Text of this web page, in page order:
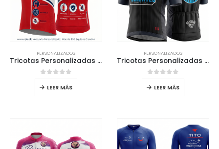
PERSONALIZADOS
Tricotas Personalizadas para el Team Empresa Ozono4c Fumigaciones
0out of 5
LEER MÁS
PERSONALIZADOS
Tricotas Personalizadas Para grupo de amigos Team DMENTES
0out of 5
LEER MÁS